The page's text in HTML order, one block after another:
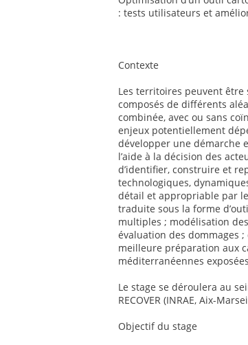
: tests utilisateurs et
Contexte
Les territoires peuvent être
composés de différents
combinée, avec ou sans
enjeux potentiellement
développer une démarche
l’aide à la décision des
d’identifier, construire et
technologiques,
détail et appropriable par
traduite sous la forme
multiples ; modélisation
évaluation des dommages
meilleure préparation aux
méditerranéennes
Le stage se déroulera au
RECOVER (INRAE, Aix-
Objectif du stage